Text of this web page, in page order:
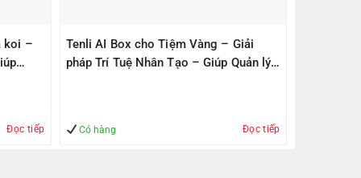
koi –
Đọc tiếp
Tenli AI Box cho Tiệm Vàng – Giải
pháp Trí Tuệ Nhân Tạo – Giúp Quản lý
Có hàng Đọc tiếp